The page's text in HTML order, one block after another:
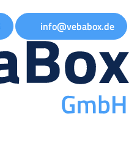
info@vebabox.de